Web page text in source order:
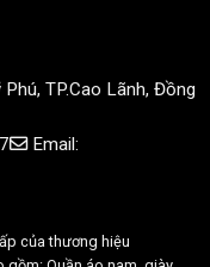
TP.Cao Lãnh, Đồng
Email:
của thương hiệu